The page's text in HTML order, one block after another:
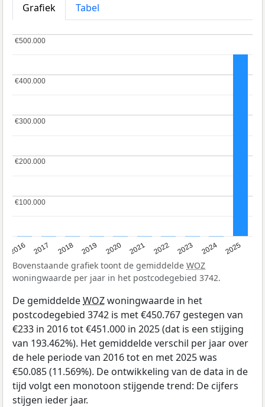
Grafiek
Tabel
2016 2017 2018 2019 2020 2021 2022 2023 2024 2025
€100.000
€100.000
€200.000
€200.000
€300.000
€300.000
€400.000
€400.000
€500.000
€500.000
Bovenstaande grafiek toont de gemiddelde WOZ
woningwaarde per jaar in het postcodegebied 3742.
De gemiddeldeWOZwoningwaarde in het
postcodegebied 3742 is met €450.767 gestegen van
€233 in 2016 tot €451.000 in 2025 (dat is een stijging
van 193.462%). Het gemiddelde verschil per jaar over
de hele periode van 2016 tot en met 2025 was
€50.085 (11.569%). De ontwikkeling van de data in de
tijd volgt een monotoon stijgende trend: De cijfers
stijgen ieder jaar.